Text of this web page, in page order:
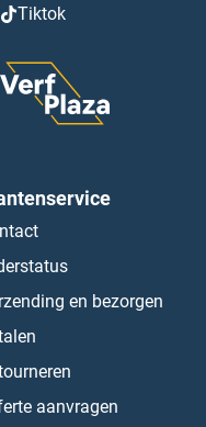
Tiktok
en bezorgen
aanvragen